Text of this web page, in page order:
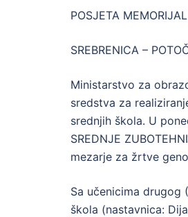
POSJETA
SREBRENICA –
Ministarstvo za
sredstva za
srednjih škola. U
SREDNJE
mezarje za žrtve
Sa učenicima drugog
škola (nastavnica: